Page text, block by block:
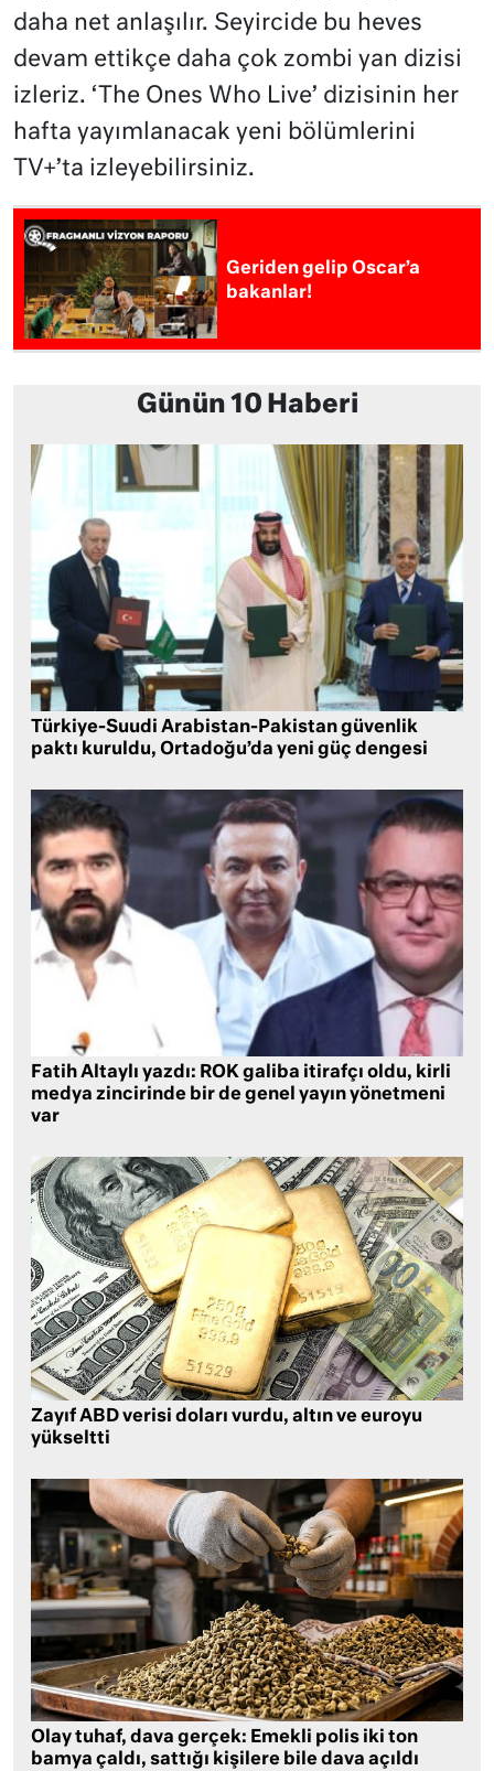
daha net anlaşılır. Seyircide bu heves
devam ettikçe daha çok zombi yan dizisi
izleriz. ‘The Ones Who Live’ dizisinin her
hafta yayımlanacak yeni bölümlerini
TV+’ta izleyebilirsiniz.
Geriden gelip Oscar’a
bakanlar!
Günün 10 Haberi
Türkiye-Suudi Arabistan-Pakistan güvenlik
paktı kuruldu, Ortadoğu’da yeni güç dengesi
Fatih Altaylı yazdı: ROK galiba itirafçı oldu, kirli
medya zincirinde bir de genel yayın yönetmeni
var
Zayıf ABD verisi doları vurdu, altın ve euroyu
yükseltti
Olay tuhaf, dava gerçek: Emekli polis iki ton
bamya çaldı, sattığı kişilere bile dava açıldı